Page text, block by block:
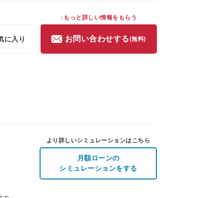
に入り
↓もっと詳しい情報をもらう
お問い合わせする(無料)
より詳しいシミュレーションはこちら
月額ローンの
シミュレーションをする